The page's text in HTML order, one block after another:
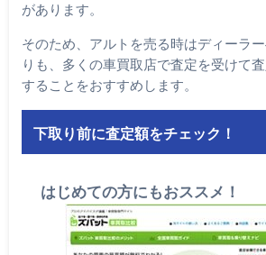
があります。
そのため、アルトを売る時はディーラ
りも、多くの車買取店で査定を受けて
することをおすすめします。
下取り前に査定額をチェック！
はじめての方にもおススメ！